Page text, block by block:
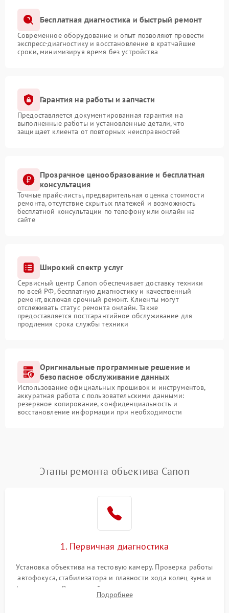
Бесплатная диагностика и быстрый ремонт
Современное оборудование и опыт позволяют провести
экспресс-диагностику и восстановление в кратчайшие
сроки, минимизируя время без устройства
Гарантия на работы и запчасти
Предоставляется документированная гарантия на
выполненные работы и установленные детали, что
защищает клиента от повторных неисправностей
Прозрачное ценообразование и бесплатная
консультация
Точные прайс-листы, предварительная оценка стоимости
ремонта, отсутствие скрытых платежей и возможность
бесплатной консультации по телефону или онлайн на
сайте
Широкий спектр услуг
Сервисный центр Canon обеспечивает доставку техники
по всей РФ, бесплатную диагностику и качественный
ремонт, включая срочный ремонт. Клиенты могут
отслеживать статус ремонта онлайн. Также
предоставляется постгарантийное обслуживание для
продления срока службы техники
Оригинальные программные решение и
безопасное обслуживание данных
Использование официальных прошивок и инструментов,
аккуратная работа с пользовательскими данными:
резервное копирование, конфиденциальность и
восстановление информации при необходимости
Этапы ремонта объектива Canon
1. Первичная диагностика
Установка объектива на тестовую камеру. Проверка работы
автофокуса, стабилизатора и плавности хода колец зума и
фокусировки. Визуальный осмотр линз на наличие царапин,
грибка, пыли и оценка состояния контактов байонета.
Подробнее